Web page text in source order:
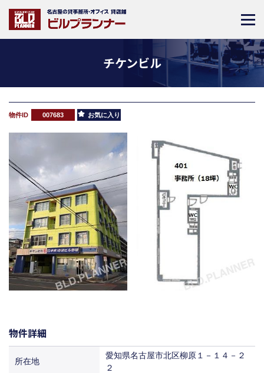
チケンビル
物件ID 007683 お気に入り
物件詳細
所在地
愛知県名古屋市北区柳原１－１４－２
２